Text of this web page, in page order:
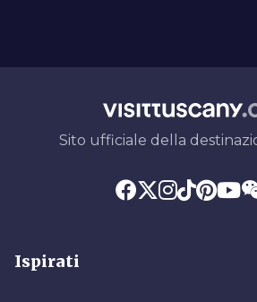
Sito ufficiale della
Ispirati